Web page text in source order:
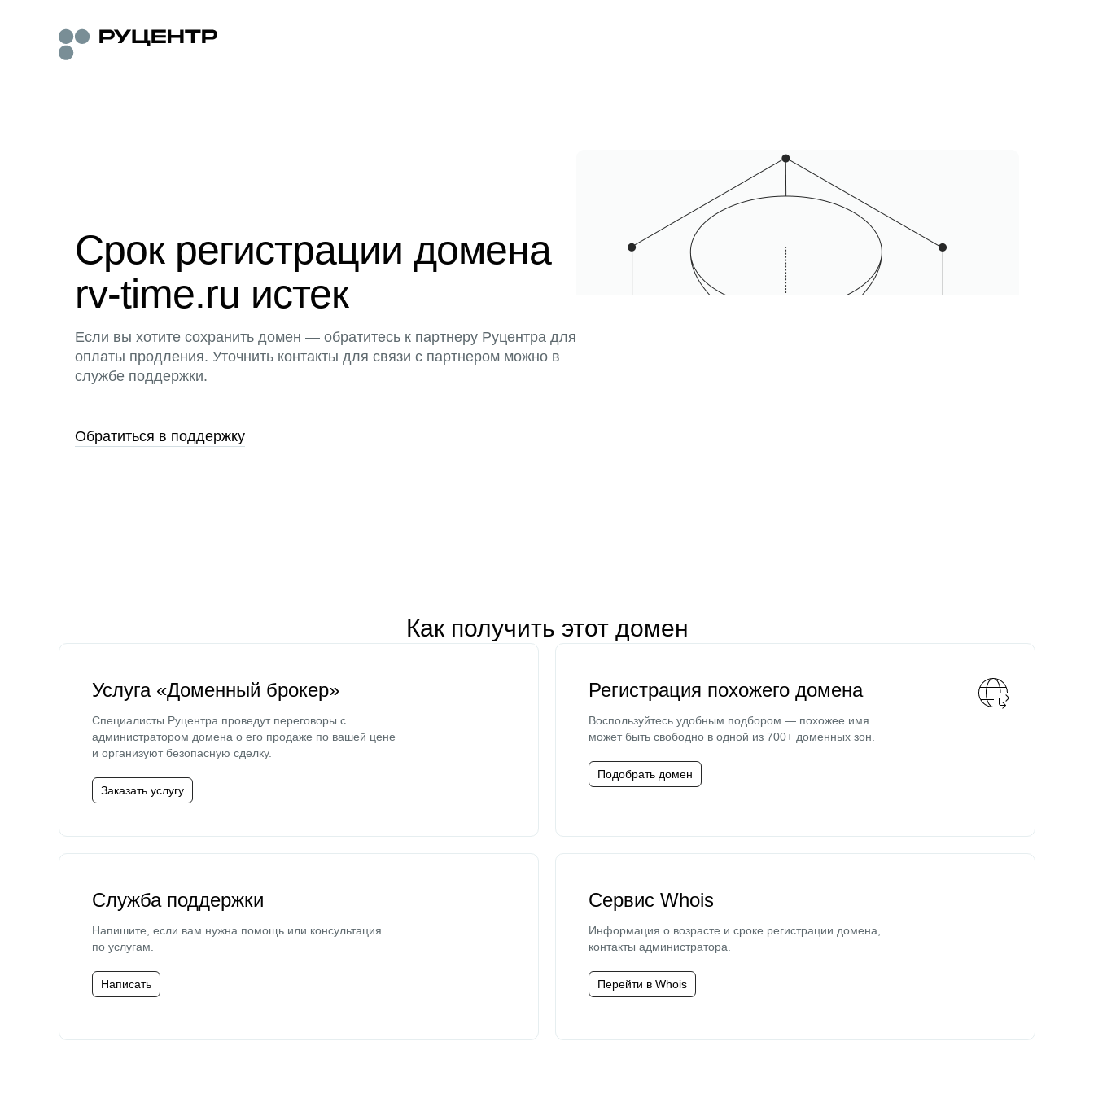
Срок регистрации домена
rv-time.ru истек
Если вы хотите сохранить домен — обратитесь к партнеру Руцентра для
оплаты продления. Уточнить контакты для связи с партнером можно в
службе поддержки.
Обратиться в поддержку
Как получить этот домен
Услуга «Доменный брокер»
Специалисты Руцентра проведут переговоры с
администратором домена о его продаже по вашей цене
и организуют безопасную сделку.
Заказать услугу
Регистрация похожего домена
Воспользуйтесь удобным подбором — похожее имя
может быть свободно в одной из 700+ доменных зон.
Подобрать домен
Служба поддержки
Напишите, если вам нужна помощь или консультация
по услугам.
Написать
Сервис Whois
Информация о возрасте и сроке регистрации домена,
контакты администратора.
Перейти в Whois